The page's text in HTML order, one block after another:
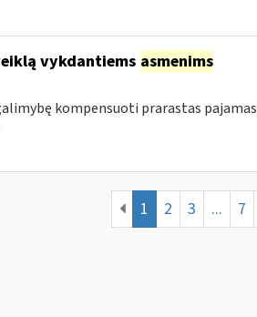
vykdantiems asmenims
kompensuoti prarastas pajamas
1 2 3 ... 7